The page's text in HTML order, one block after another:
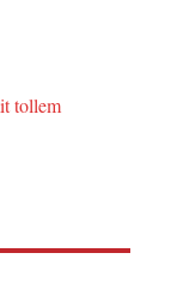
tollem